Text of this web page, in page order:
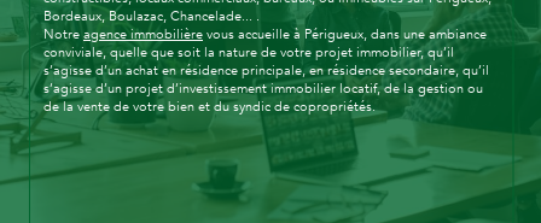
Bordeaux, Boulazac, Chancelade... .
Notre agence immobilière vous accueille à Périgueux, dans une ambiance
conviviale, quelle que soit la nature de votre projet immobilier, qu’il
s’agisse d’un achat en résidence principale, en résidence secondaire, qu’il
s’agisse d’un projet d’investissement immobilier locatif, de la gestion ou
de la vente de votre bien et du syndic de copropriétés.